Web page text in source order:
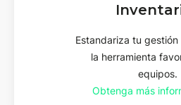
Estandariza tu
la herramienta
equipos.
Obtenga más